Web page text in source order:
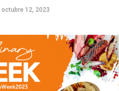
octubre 12, 2023